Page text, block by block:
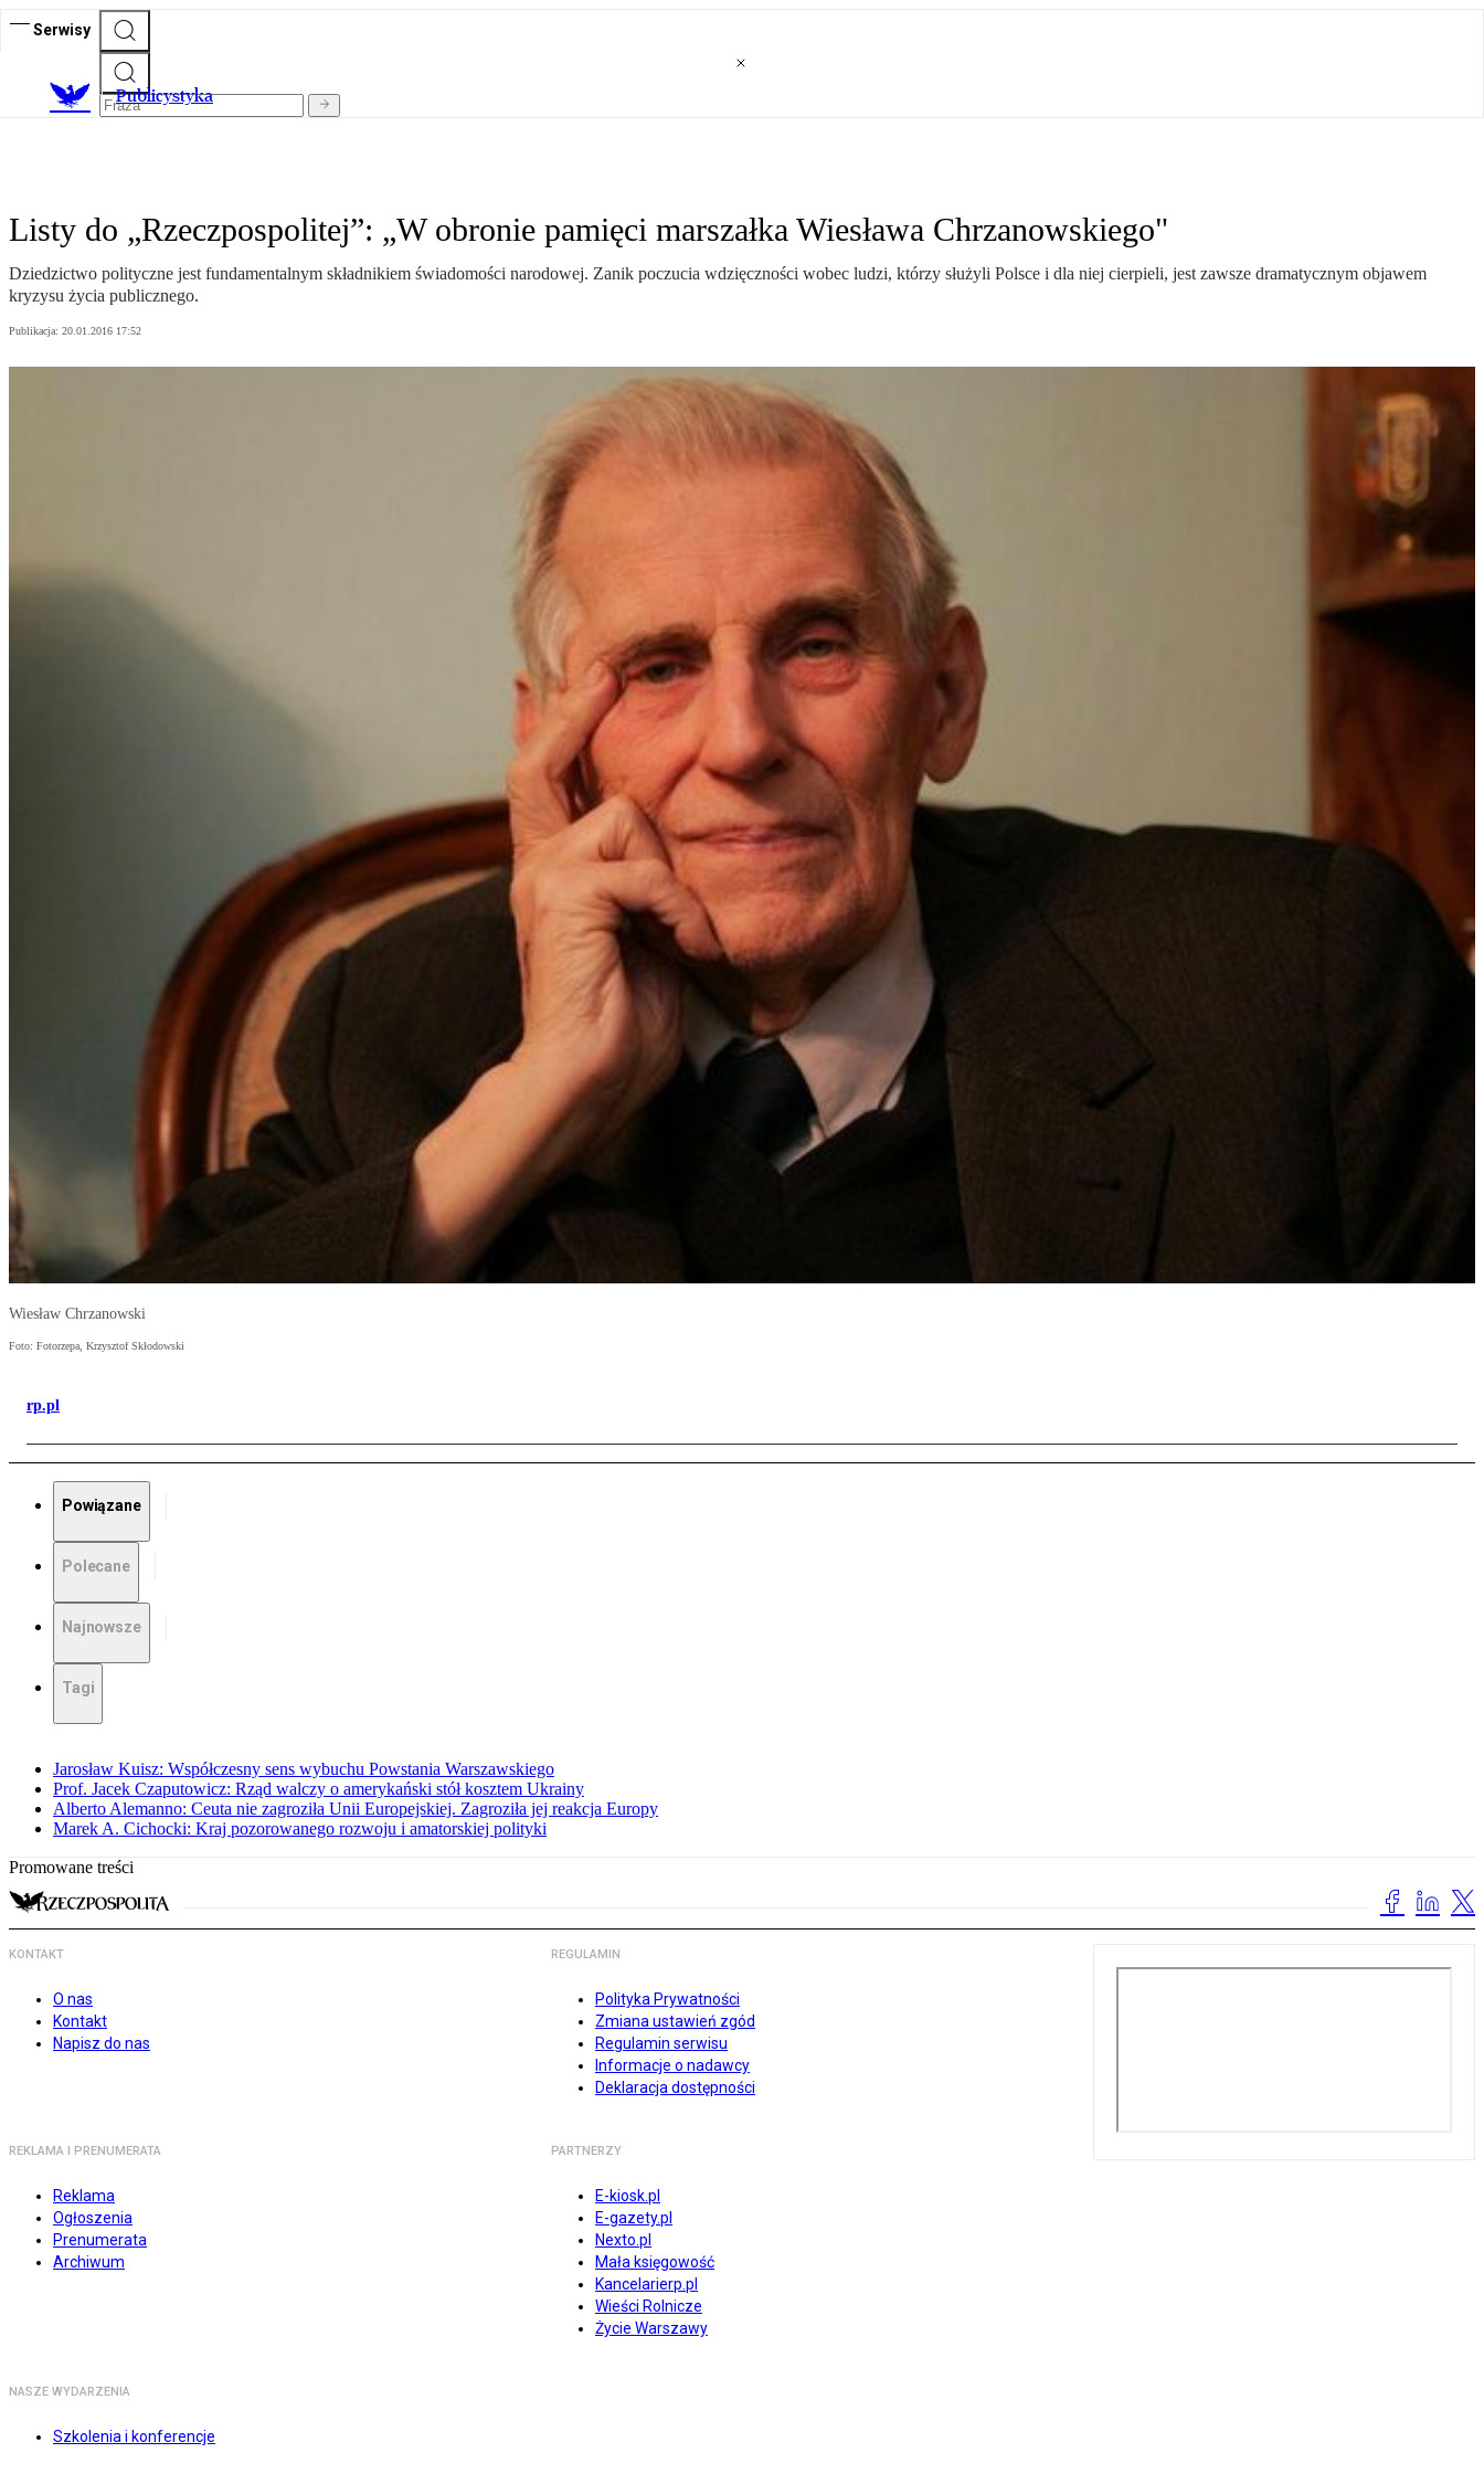
Serwisy
Publicystyka
Listy do „Rzeczpospolitej”: „W obronie pamięci marszałka Wiesława Chrzanowskiego"
Dziedzictwo polityczne jest fundamentalnym składnikiem świadomości narodowej. Zanik poczucia wdzięczności wobec ludzi, którzy służyli Polsce i dla niej cierpieli, jest zawsze dramatycznym objawem
kryzysu życia publicznego.
Publikacja: 20.01.2016 17:52
Wiesław Chrzanowski
Foto: Fotorzepa, Krzysztof Skłodowski
rp.pl
Powiązane
Polecane
Najnowsze
Tagi
Jarosław Kuisz: Współczesny sens wybuchu Powstania Warszawskiego
Prof. Jacek Czaputowicz: Rząd walczy o amerykański stół kosztem Ukrainy
Alberto Alemanno: Ceuta nie zagroziła Unii Europejskiej. Zagroziła jej reakcja Europy
Marek A. Cichocki: Kraj pozorowanego rozwoju i amatorskiej polityki
Promowane treści
KONTAKT
O nas
Kontakt
Napisz do nas
REGULAMIN
Polityka Prywatności
Zmiana ustawień zgód
Regulamin serwisu
Informacje o nadawcy
Deklaracja dostępności
REKLAMA I PRENUMERATA
Reklama
Ogłoszenia
Prenumerata
Archiwum
PARTNERZY
E-kiosk.pl
E-gazety.pl
Nexto.pl
Mała księgowość
Kancelarierp.pl
Wieści Rolnicze
Życie Warszawy
NASZE WYDARZENIA
Szkolenia i konferencje